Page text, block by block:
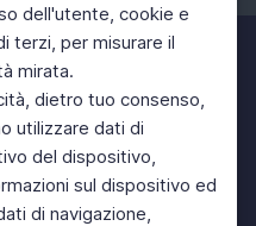
dell'utente, cookie e
terzi, per misurare il
mirata.
dietro tuo consenso,
utilizzare dati di
del dispositivo,
sul dispositivo ed
di navigazione,